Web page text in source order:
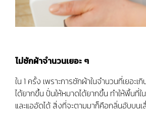
ไม่ซักผ้าจำนวนเยอะ ๆ
ใน 1 ครั้ง เพราะการซักผ้าในจำนวนที่เยอะเ
ได้ยากขึ้น ปั่นให้หมาดได้ยากขึ้น ทำให้พื้นที่
และแออัดได้ สิ่งที่จะตามมาก็คือกลิ่นอับบนเ